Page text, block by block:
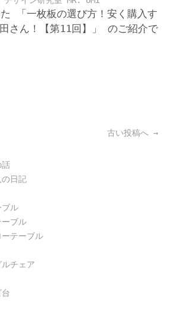
「一枚板の選び方！安く購入す
さん！【第11回】」 のご紹介で
古い投稿へ →
話
日記
ブル
ブル
テーブル
チェア